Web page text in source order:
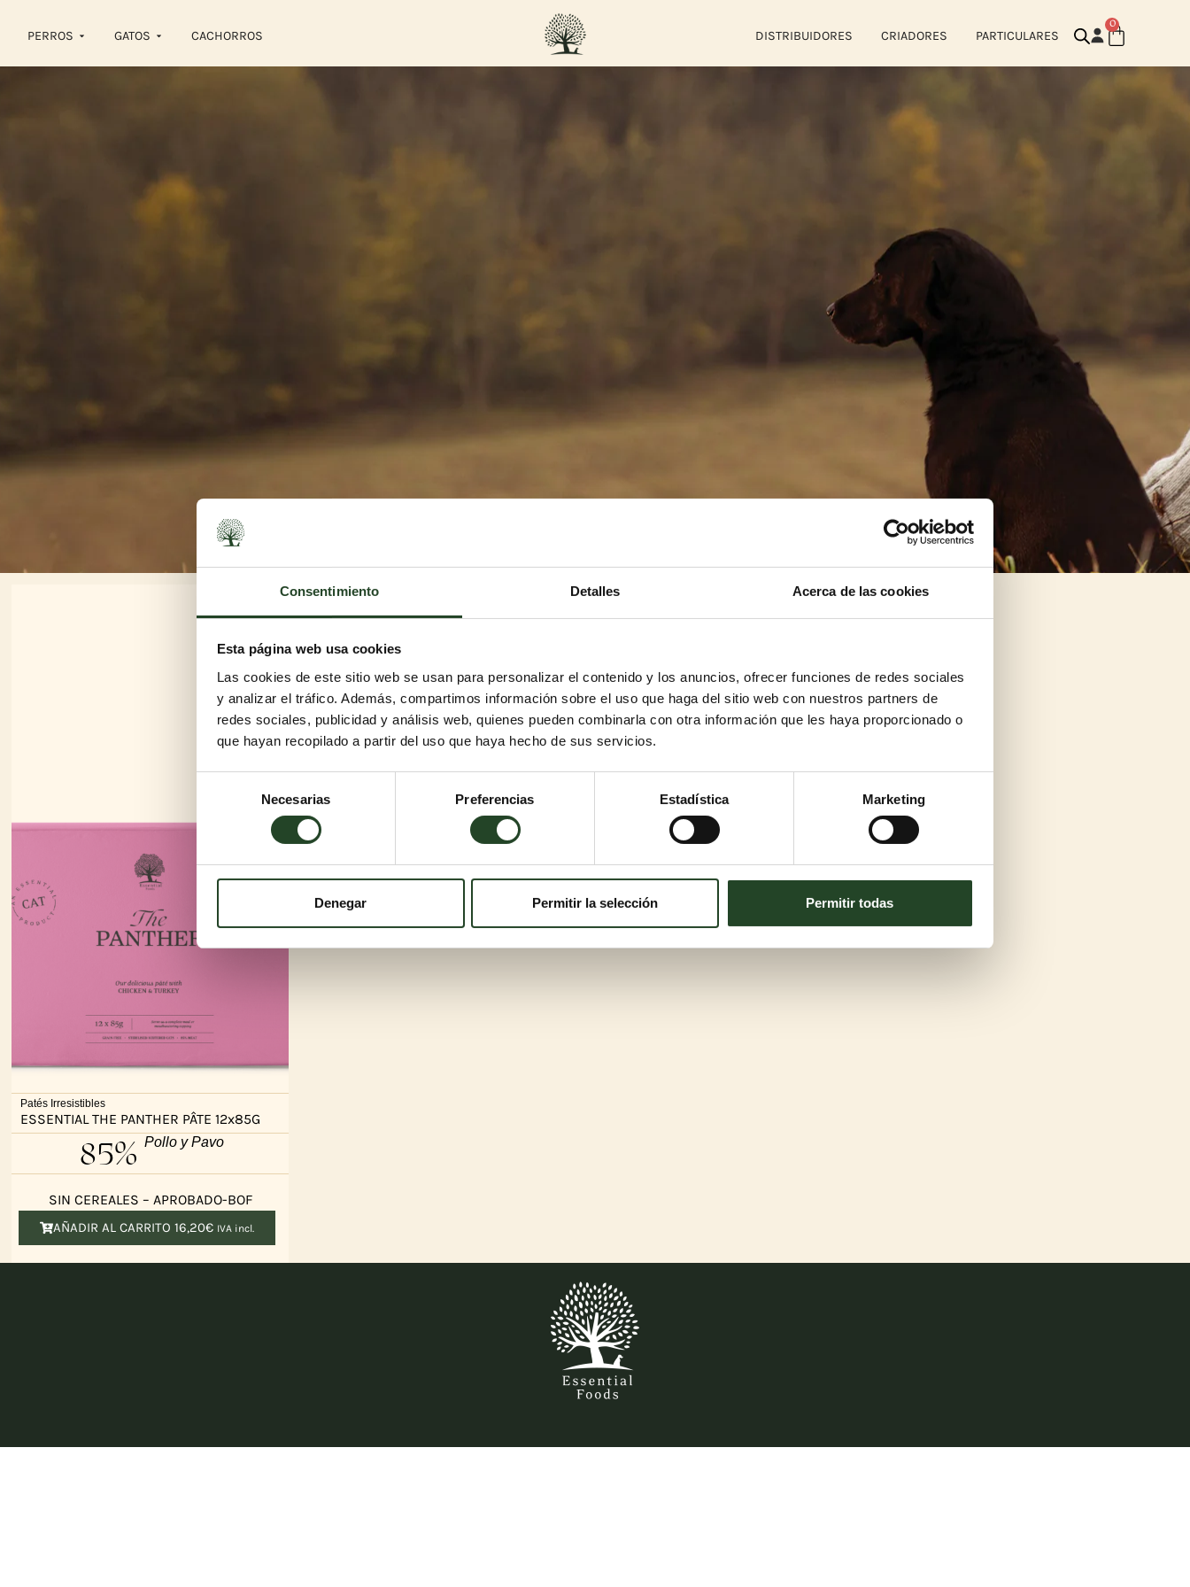
Consentimiento Detalles Acerca de las cookies
Esta página web usa cookies
Las cookies de este sitio web se usan para personalizar el contenido y los anuncios, ofrecer funciones de redes sociales
y analizar el tráfico. Además, compartimos información sobre el uso que haga del sitio web con nuestros partners de
redes sociales, publicidad y análisis web, quienes pueden combinarla con otra información que les haya proporcionado o
que hayan recopilado a partir del uso que haya hecho de sus servicios.
consentimiento
Necesarias Preferencias Estadística Marketing
Denegar Permitir la selección Permitir todas
PERROS GATOS CACHORROS DISTRIBUIDORES CRIADORES PARTICULARES
0
Patés Irresistibles
ESSENTIAL THE PANTHER PÂTE 12x85G
85% Pollo y Pavo
SIN CEREALES – APROBADO-BOF
AÑADIR AL CARRITO16,20€ IVA incl.